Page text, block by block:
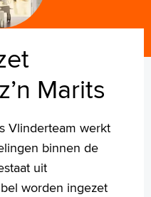
asz.nl
Marits
Vlinderteam werkt
binnen de
uit
worden ingezet